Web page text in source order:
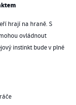
hrají na hraně. S
ovládnout
instinkt bude v plné